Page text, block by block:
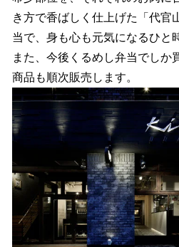
き方で香ばしく仕上げた「代官
当で、身も心も元気になるひと
また、今後くるめし弁当でしか
商品も順次販売します。